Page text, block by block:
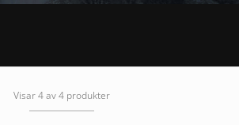
Visar 4 av 4 produkter